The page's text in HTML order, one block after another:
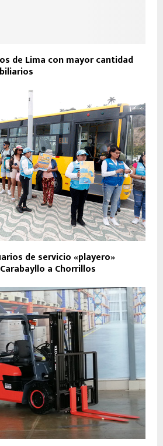
de Lima con mayor cantidad
de servicio «playero»
a Chorrillos